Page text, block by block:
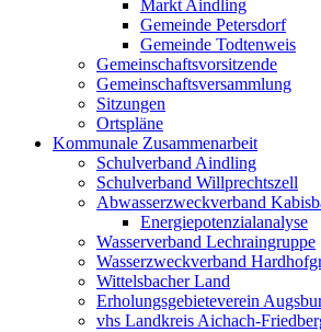
Markt Aindling
Gemeinde Petersdorf
Gemeinde Todtenweis
Gemeinschaftsvorsitzende
Gemeinschaftsversammlung
Sitzungen
Ortspläne
Kommunale Zusammenarbeit
Schulverband Aindling
Schulverband Willprechtszell
Abwasserzweckverband
Energiepotenzialanalyse
Wasserverband Lechraingruppe
Wasserzweckverband
Wittelsbacher Land
Erholungsgebieteverein
vhs Landkreis Aichach-